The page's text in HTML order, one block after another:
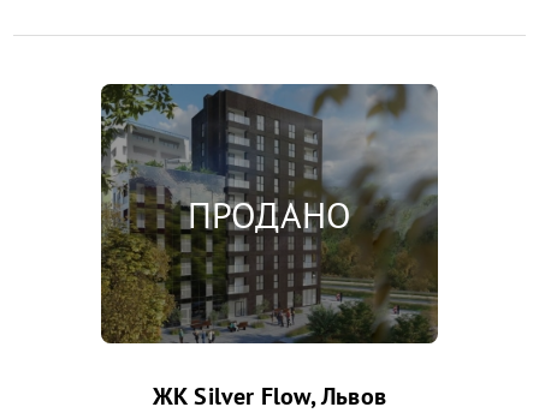
ЖК Silver Flow, Львов